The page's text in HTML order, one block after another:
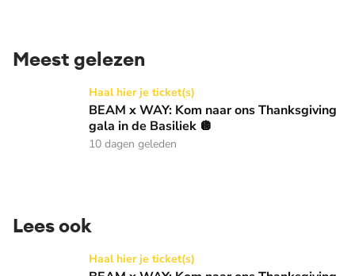
Meest gelezen
BEAM x WAY: Kom naar ons Thanksgiving gala in de
Haal hier je ticket(s)
BEAM x WAY: Kom naar ons Thanksgiving
gala in de Basiliek 🪩
10 dagen geleden
Lees ook
BEAM x WAY: Kom naar ons Thanksgiving gala in de
Haal hier je ticket(s)